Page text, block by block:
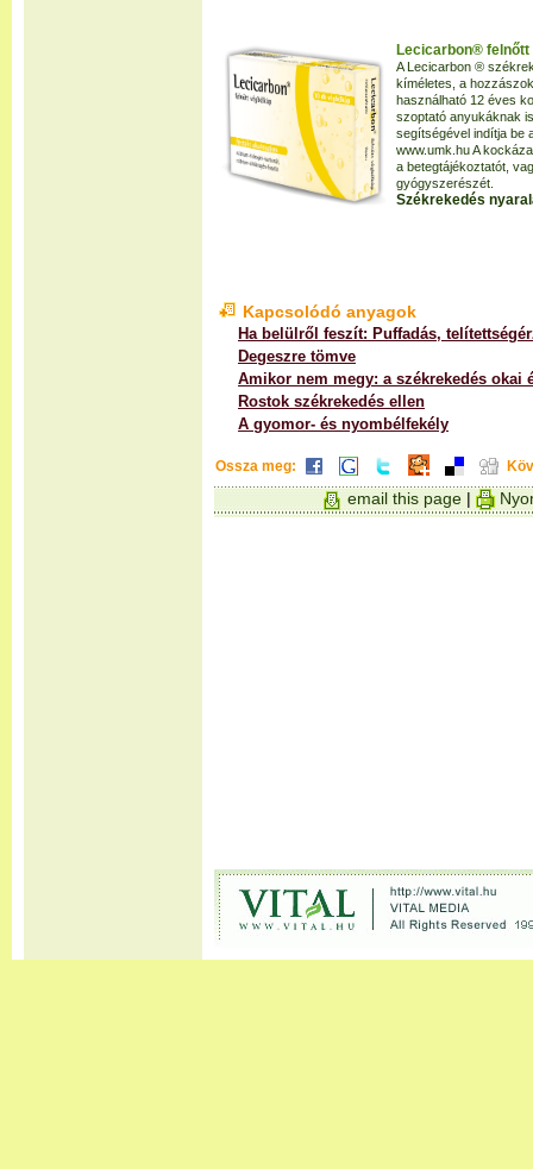
Lecicarbon® felnőtt
A Lecicarbon ®
kíméletes, a
használható 12 éves
szoptató anyukáknak
segítségével indítja be
www.umk.hu A
a betegtájékoztatót,
gyógyszerészét.
Székrekedés
Kapcsolódó anyagok
Ha belülről feszít: Puffadás,
Degeszre tömve
Amikor nem megy: a székrekedés okai
Rostok székrekedés ellen
A gyomor- és nyombélfekély
Ossza meg:
email this page |